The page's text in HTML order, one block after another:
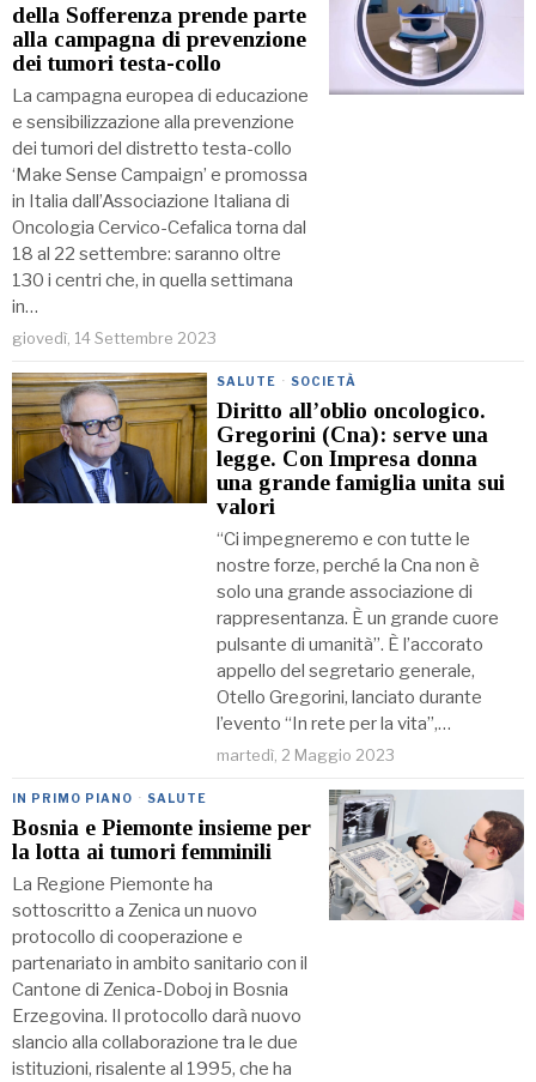
della Sofferenza prende parte
alla campagna di prevenzione
dei tumori testa-collo
La campagna europea di educazione
e sensibilizzazione alla prevenzione
dei tumori del distretto testa-collo
‘Make Sense Campaign’ e promossa
in Italia dall’Associazione Italiana di
Oncologia Cervico-Cefalica torna dal
18 al 22 settembre: saranno oltre
130 i centri che, in quella settimana
in…
giovedì, 14 Settembre 2023
SALUTE · SOCIETÀ
Diritto all’oblio oncologico.
Gregorini (Cna): serve una
legge. Con Impresa donna
una grande famiglia unita sui
valori
“Ci impegneremo e con tutte le
nostre forze, perché la Cna non è
solo una grande associazione di
rappresentanza. È un grande cuore
pulsante di umanità”. È l’accorato
appello del segretario generale,
Otello Gregorini, lanciato durante
l’evento “In rete per la vita”,…
martedì, 2 Maggio 2023
IN PRIMO PIANO · SALUTE
Bosnia e Piemonte insieme per
la lotta ai tumori femminili
La Regione Piemonte ha
sottoscritto a Zenica un nuovo
protocollo di cooperazione e
partenariato in ambito sanitario con il
Cantone di Zenica-Doboj in Bosnia
Erzegovina. Il protocollo darà nuovo
slancio alla collaborazione tra le due
istituzioni, risalente al 1995, che ha